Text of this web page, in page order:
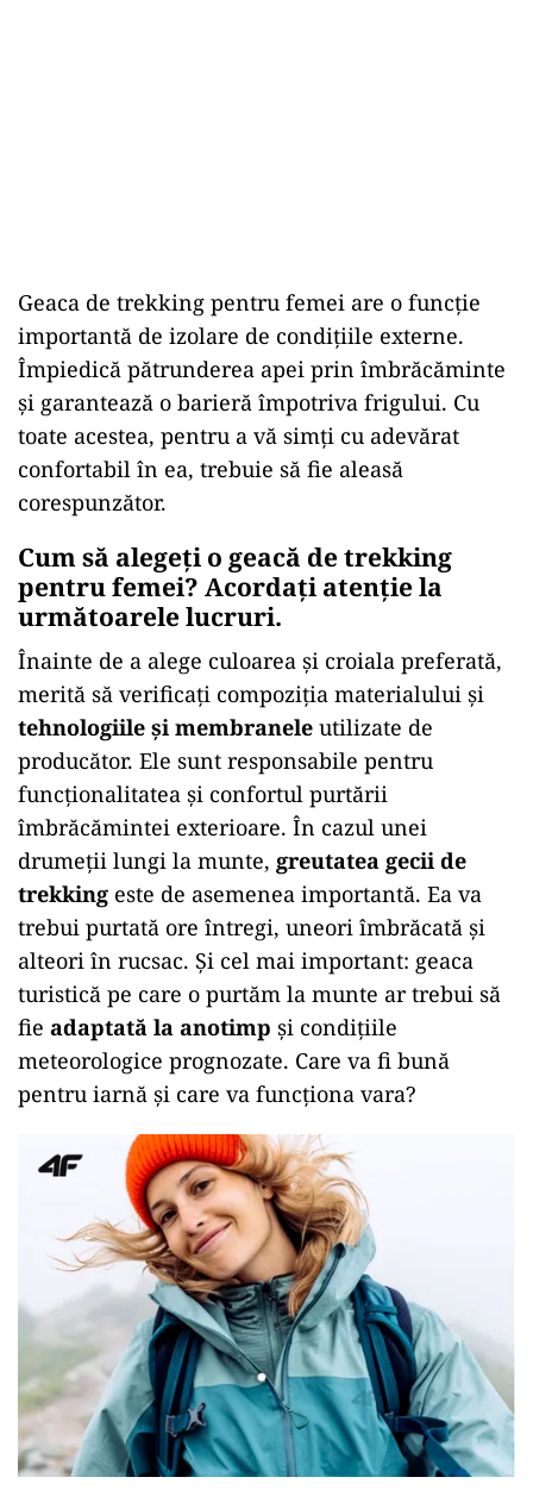
Geaca de trekking pentru femei are o funcție
importantă de izolare de condițiile externe.
Împiedică pătrunderea apei prin îmbrăcăminte
și garantează o barieră împotriva frigului. Cu
toate acestea, pentru a vă simți cu adevărat
confortabil în ea, trebuie să fie aleasă
corespunzător.
Cum să alegeți o geacă de trekking
pentru femei? Acordați atenție la
următoarele lucruri.
Înainte de a alege culoarea și croiala preferată,
merită să verificați compoziția materialului și
tehnologiile și membranele utilizate de
producător. Ele sunt responsabile pentru
funcționalitatea și confortul purtării
îmbrăcămintei exterioare. În cazul unei
drumeții lungi la munte, greutatea gecii de
trekking este de asemenea importantă. Ea va
trebui purtată ore întregi, uneori îmbrăcată și
alteori în rucsac. Și cel mai important: geaca
turistică pe care o purtăm la munte ar trebui să
fie adaptată la anotimp și condițiile
meteorologice prognozate. Care va fi bună
pentru iarnă și care va funcționa vara?